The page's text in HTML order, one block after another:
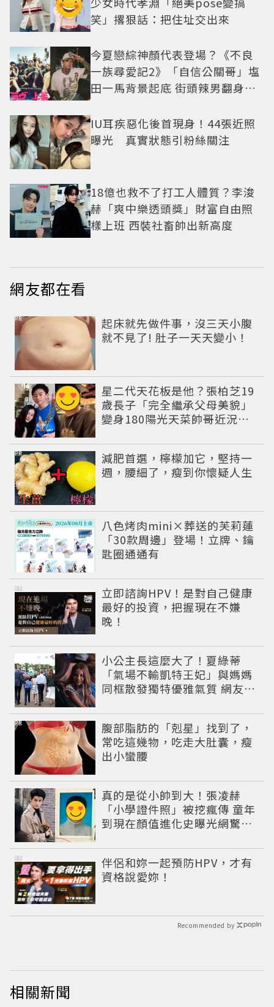
笑」撂狠話：把住址交出來
今夏戀綜神顏代表登場？《不良
一族尋愛記2》「自信公關哥」塩
田一馬背景起底 街頭辣男翻身當
IU耳疾惡化後首現身！44張近照
曝光 真實狀態引粉絲關注
18億也救不了打工人體質？李浚
赫「爽中樂透頭獎」財富自由照
樣上班 西裝社畜帥出新高度
網友都在看
起床就先做件事，沒三天小腹
就不見了! 肚子一天天變小！
PR
星二代天花板是他？張柏芝19
歲長子「完全繼承父母美貌」
變身180陽光天菜帥哥近況曝
減肥首選，檸檬加它，堅持一
週，腰細了，瘦到你懷疑人生
PR
八色烤肉mini×葬送的芙莉蓮
「30款周邊」登場！立牌、鑰
匙圈通通有
立即諮詢HPV！是對自己健康
最好的投資，把握現在不嫌
晚！
PR
小公主長這麼大了！夏綠蒂
「氣場不輸凱特王妃」與媽媽
同框散發獨特優雅氣質 網友狂
腹部脂肪的「剋星」找到了，
常吃這幾物，吃走大肚囊，瘦
出小蠻腰
PR
真的是從小帥到大！張凌赫
「小學證件照」被挖瘋傳 童年
到現在顏值進化史曝光網驚：
伴侶和妳一起預防HPV，才有
資格說愛妳！
PR
Recommended by
相關新聞